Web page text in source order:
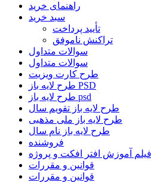
راهنمای خرید
سبد خرید
تأیید پرداخت
تراکنش ناموفق
سوالات متداول
سوالات متداول
طرح کارت ویزیت
طرح لایه باز PSD
طرح لایه باز psd
طرح لایه باز تقویم سال
طرح لایه باز ملی مذهبی
طرح لایه باز نام سال
فروشنده
فیلم آموزش افتر افکت و پروژه
قوانین و مقررات
قوانین و مقررات